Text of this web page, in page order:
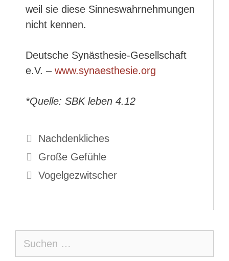
weil sie diese Sinneswahrnehmungen
nicht kennen.
Deutsche Synästhesie-Gesellschaft
e.V. – www.synaesthesie.org
*Quelle: SBK leben 4.12
Kategorien
Nachdenkliches
Große Gefühle
Vogelgezwitscher
nach: